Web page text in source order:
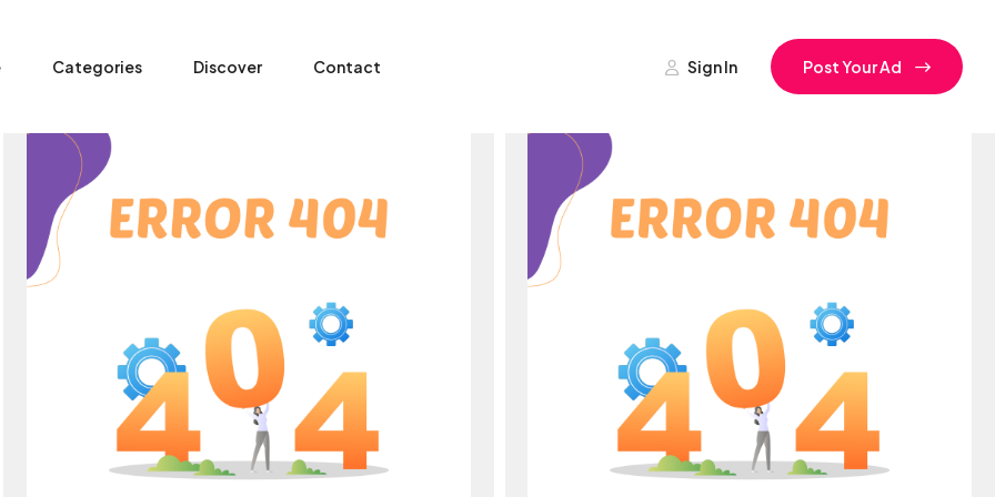
Categories Discover Contact Sign In Post Your Ad